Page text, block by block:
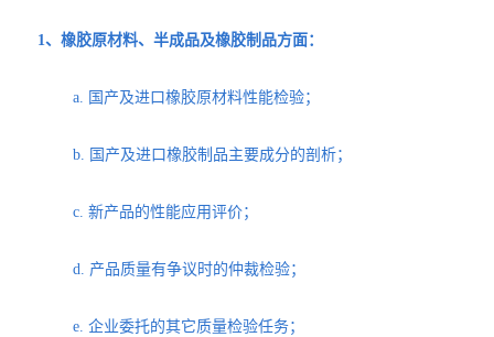
1、橡胶原材料、半成品及橡胶制品方面：
a. 国产及进口橡胶原材料性能检验；
b. 国产及进口橡胶制品主要成分的剖析；
c. 新产品的性能应用评价；
d. 产品质量有争议时的仲裁检验；
e. 企业委托的其它质量检验任务；